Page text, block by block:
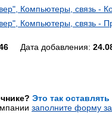
Компьютеры, связь -
Компьютеры, связь -
Дата добавления:
Это так
заполните форму